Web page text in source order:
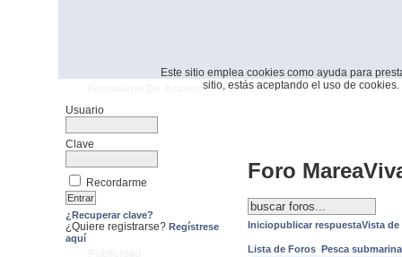
Este sitio emplea cookies como ayuda para
sitio, estás aceptando el uso de cookies.
Usuario
Clave
Recordarme
¿Recuperar clave?
¿Quiere registrarse? Regístrese
aquí
Foro
Iniciopublicar respuestaVista de
Lista de Foros Pesca